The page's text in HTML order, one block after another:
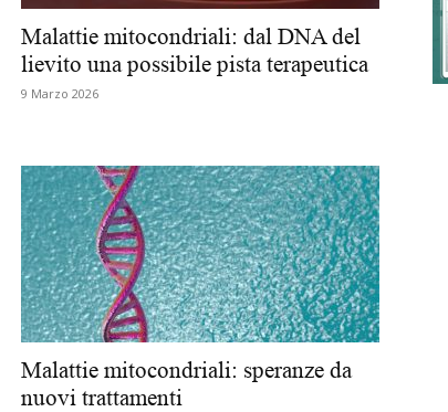
dei
Malattie mitocondriali: dal DNA del
lievito una possibile pista terapeutica
9 Marzo 2026
Malattie mitocondriali: speranze da
nuovi trattamenti